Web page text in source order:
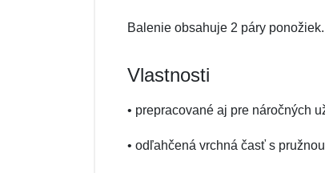
Balenie obsahuje 2 páry ponožiek.
Vlastnosti
• prepracované aj pre náročných
• odľahčená vrchná časť s